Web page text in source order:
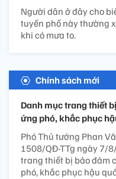
Người dân ở đây cho
tuyến phố này thường
khi có mưa to.
Chính sách mới
Danh mục trang thiết
ứng phó, khắc phục
Phó Thủ tướng Phan
1508/QĐ-TTg ngày 7/
trang thiết bị bảo đảm
phó, khắc phục hậu